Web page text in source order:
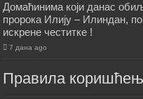
Домаћинима који данас
пророка Илију – Илиндан,
искрене честитке !
7 дана ago
Правила